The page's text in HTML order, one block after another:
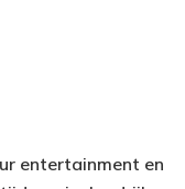
entertainment en